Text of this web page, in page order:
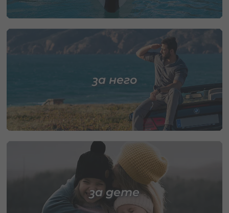
за него
за дете